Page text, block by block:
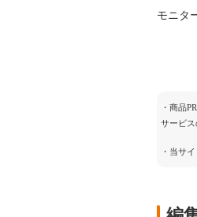
モニタ
・商品
サービ
・当サ